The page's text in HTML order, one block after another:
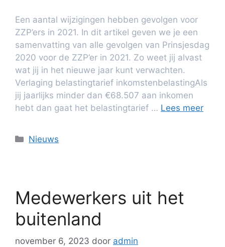
Een aantal wijzigingen hebben gevolgen voor
ZZP’ers in 2021. In dit artikel geven we je een
samenvatting van alle gevolgen van Prinsjesdag
2020 voor de ZZP’er in 2021. Zo weet jij alvast
wat jij in het nieuwe jaar kunt verwachten.
Verlaging belastingtarief inkomstenbelastingAls
jij jaarlijks minder dan €68.507 aan inkomen
hebt dan gaat het belastingtarief … Lees meer
Nieuws
Medewerkers uit het
buitenland
november 6, 2023 door admin